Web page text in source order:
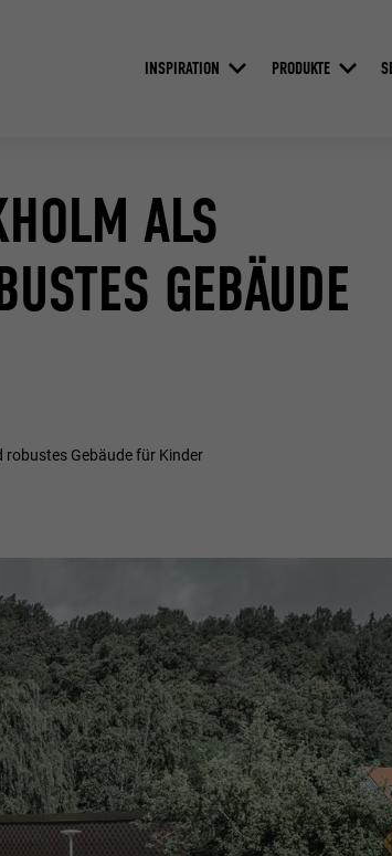
INSPIRATION PRODUKTE
ALS
GEBÄUDE
robustes Gebäude für Kinder